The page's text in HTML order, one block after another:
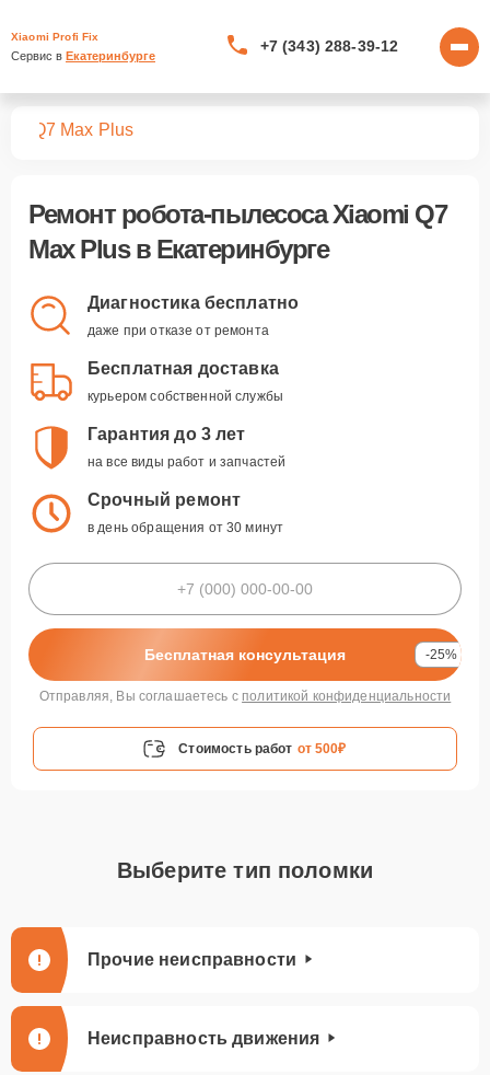
Xiaomi Profi Fix
Сервис в Екатеринбурге
+7 (343) 288-39-12
Q7 Max Plus
Ремонт робота-пылесоса Xiaomi Q7
Max Plusв Екатеринбурге
Диагностика бесплатно
даже при отказе от ремонта
Бесплатная доставка
курьером собственной службы
Гарантия до 3 лет
на все виды работ и запчастей
Срочный ремонт
в день обращения от 30 минут
Бесплатная консультация -25%
Отправляя, Вы соглашаетесь с политикой конфиденциальности
Стоимость работ от 500₽
Выберите тип поломки
Прочие неисправности
Неисправность движения